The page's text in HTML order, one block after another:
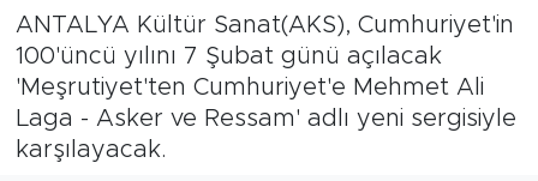
ANTALYA Kültür Sanat(AKS), Cumhuriyet'in
100'üncü yılını 7 Şubat günü açılacak
'Meşrutiyet'ten Cumhuriyet'e Mehmet Ali
Laga - Asker ve Ressam' adlı yeni sergisiyle
karşılayacak.